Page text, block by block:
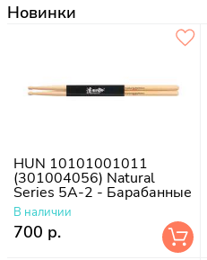
Новинки
HUN 10101001011
(301004056) Natural
Series 5A-2 - Барабанные
палочки
В наличии
700 р.